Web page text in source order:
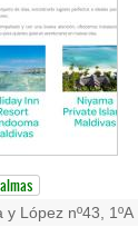
López nº43, 1ºA